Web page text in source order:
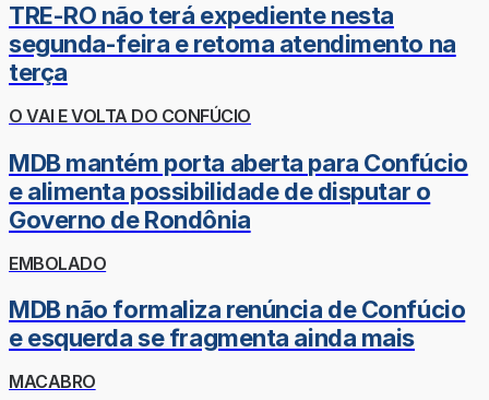
TRE-RO não terá expediente nesta
segunda-feira e retoma atendimento na
terça
O VAI E VOLTA DO CONFÚCIO
MDB mantém porta aberta para Confúcio
e alimenta possibilidade de disputar o
Governo de Rondônia
EMBOLADO
MDB não formaliza renúncia de Confúcio
e esquerda se fragmenta ainda mais
MACABRO